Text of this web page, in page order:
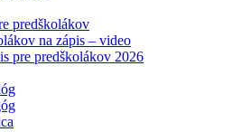
predškolákov
na zápis – video
pre predškolákov 2026